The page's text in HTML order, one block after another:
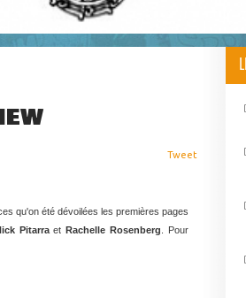
Tweet
qu'on été dévoilées les premières pages
PitarraetRachelle Rosenberg . Pour